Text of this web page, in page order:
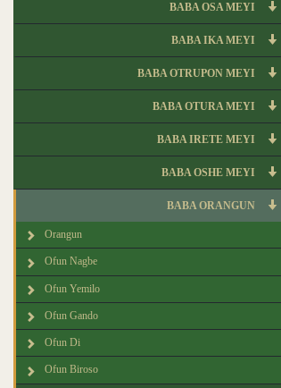
BABA OSA MEYI
BABA IKA MEYI
BABA OTRUPON MEYI
BABA OTURA MEYI
BABA IRETE MEYI
BABA OSHE MEYI
BABA ORANGUN
Orangun
Ofun Nagbe
Ofun Yemilo
Ofun Gando
Ofun Di
Ofun Biroso